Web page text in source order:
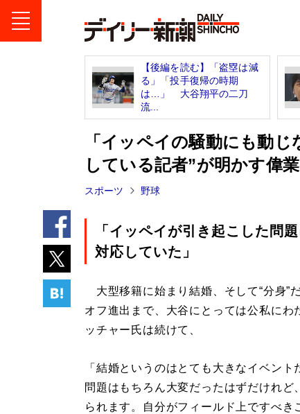
【後編を読む】「盗塁は減
る」「投手復帰の時期
は…」 大谷翔平の二刀
流...
「イッペイの騒動にも動
している記者”が明かす偉
スポーツ 野球
「イッペイが引き起こした問
対応していた」
大型移籍に始まり結婚、そして“分身”
オフ進出まで、大谷にとっては公私に
ッチャー氏は続けて、
「結婚というのはとても大きなイベン
問題はもちろん大変だったはずだけれ
られます。自分がフィールド上ですべ